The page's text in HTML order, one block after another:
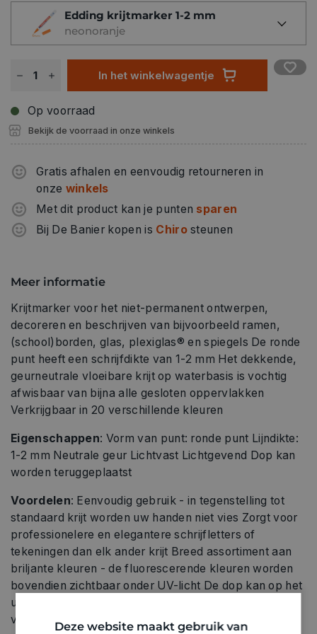
Edding krijtmarker 1-2 mm
neonoranje
In het winkelwagentje
Op voorraad
Bekijk de voorraad in onze winkels
Gratis afhalen en eenvoudig retourneren in
onze winkels
Met dit product kan je punten sparen
Bij De Banier kopen is Chirosteunen
Meer informatie
Krijtmarker voor het niet-permanent ontwerpen,
decoreren en beschrijven van bijvoorbeeld ramen,
(school)borden, glas, plexiglas® en spiegels De ronde
punt heeft een schrijfdikte van 1-2 mm Het dekkende,
geurneutrale vloeibare krijt op waterbasis is vochtig
afwisbaar van bijna alle gesloten oppervlakken
Verkrijgbaar in 20 verschillende kleuren
Eigenschappen: Vorm van punt: ronde punt Lijndikte:
1-2 mm Neutrale geur Lichtvast Lichtgevend Dop kan
worden teruggeplaatst
Voordelen: Eenvoudig gebruik - in tegenstelling tot
standaard krijt worden uw handen niet vies Zorgt voor
professionelere en elegantere schrijfletters of
tekeningen dan elk ander krijt Breed assortiment aan
briljante kleuren - de fluorescerende kleuren worden
bovendien zichtbaar onder UV-licht De dop kan op het
uiteinde van de marker worden gezet om verlies te
voorkomen Verzegelingsfolie garandeert dat het
Deze website maakt gebruik van